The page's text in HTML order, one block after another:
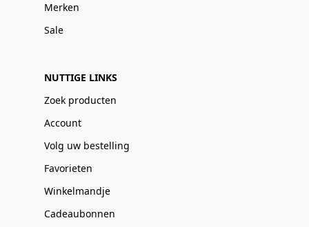
Merken
Sale
NUTTIGE LINKS
Zoek producten
Account
Volg uw bestelling
Favorieten
Winkelmandje
Cadeaubonnen